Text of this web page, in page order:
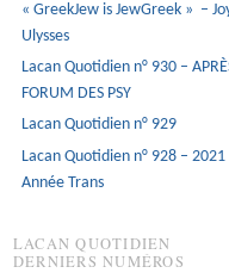
« GreekJew is JewGreek » –
Ulysses
Lacan Quotidien n° 930 –
FORUM DES PSY
Lacan Quotidien n° 929
Lacan Quotidien n° 928 – 2021
Année Trans
LACAN QUOTIDIEN
DERNIERS NUMÉROS